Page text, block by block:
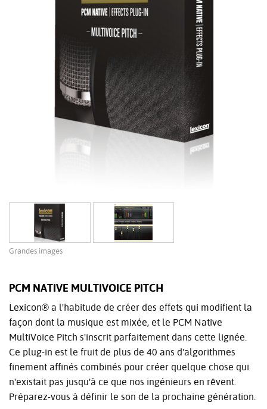
Grandes images
PCM NATIVE MULTIVOICE PITCH
Lexicon® a l'habitude de créer des effets qui modifient la
façon dont la musique est mixée, et le PCM Native
MultiVoice Pitch s'inscrit parfaitement dans cette lignée.
Ce plug-in est le fruit de plus de 40 ans d'algorithmes
finement affinés combinés pour créer quelque chose qui
n'existait pas jusqu'à ce que nos ingénieurs en rêvent.
Préparez-vous à définir le son de la prochaine génération.